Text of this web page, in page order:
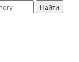
Найти